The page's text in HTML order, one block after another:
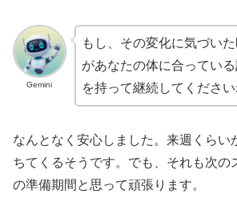
Gemini
もし、その変化に気づい
があなたの体に合ってい
を持って継続してください
なんとなく安心しました。来週くらい
ちてくるそうです。でも、それも次の
の準備期間と思って頑張ります。